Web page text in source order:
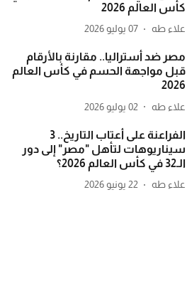
كأس العالم 2026
علاء طه 07 يوليو 2026
مصر ضد أستراليا.. مقارنة بالأرقام
قبل مواجهة الحسم في كأس العالم
2026
علاء طه 02 يوليو 2026
الفراعنة على أعتاب التاريخ.. 3
سيناريوهات لتأهل "مصر" إلى دور
الـ32 في كأس العالم 2026؟
علاء طه 22 يونيو 2026